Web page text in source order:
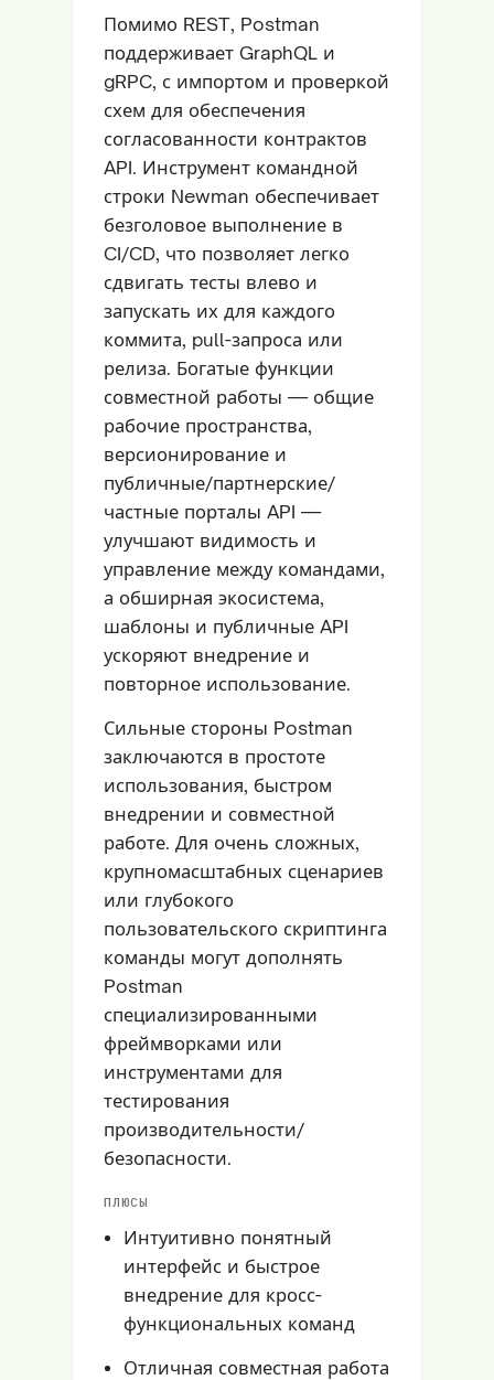
Помимо REST, Postman
поддерживает GraphQL и
gRPC, с импортом и проверкой
схем для обеспечения
согласованности контрактов
API. Инструмент командной
строки Newman обеспечивает
безголовое выполнение в
CI/CD, что позволяет легко
сдвигать тесты влево и
запускать их для каждого
коммита, pull-запроса или
релиза. Богатые функции
совместной работы — общие
рабочие пространства,
версионирование и
публичные/партнерские/
частные порталы API —
улучшают видимость и
управление между командами,
а обширная экосистема,
шаблоны и публичные API
ускоряют внедрение и
повторное использование.
Сильные стороны Postman
заключаются в простоте
использования, быстром
внедрении и совместной
работе. Для очень сложных,
крупномасштабных сценариев
или глубокого
пользовательского скриптинга
команды могут дополнять
Postman
специализированными
фреймворками или
инструментами для
тестирования
производительности/
безопасности.
ПЛЮСЫ
Интуитивно понятный
интерфейс и быстрое
внедрение для кросс-
функциональных команд
Отличная совместная работа